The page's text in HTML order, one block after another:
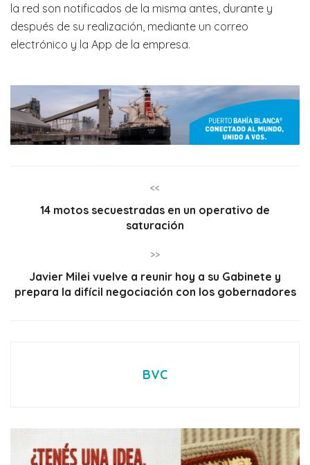
la red son notificados de la misma antes, durante y
después de su realización, mediante un correo
electrónico y la App de la empresa.
<<
14 motos secuestradas en un operativo de
saturación
>>
Javier Milei vuelve a reunir hoy a su Gabinete y
prepara la difícil negociación con los gobernadores
BVC